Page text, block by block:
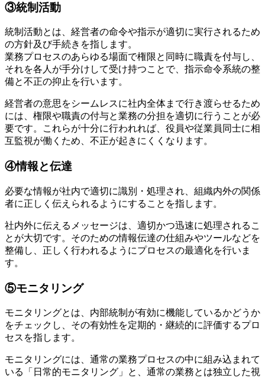
③統制活動
統制活動とは、経営者の命令や指示が適切に実行されるため
の方針及び手続きを指します。
業務プロセスのあらゆる場面で権限と同時に職責を付与し、
それを各人が手分けして受け持つことで、指示命令系統の整
備と不正の抑止を行います。
経営者の意思をシームレスに社内全体まで行き渡らせるため
には、権限や職責の付与と業務の分担を適切に行うことが必
要です。これらが十分に行われれば、役員や従業員同士に相
互監視が働くため、不正が起きにくくなります。
④情報と伝達
必要な情報が社内で適切に識別・処理され、組織内外の関係
者に正しく伝えられるようにすることを指します。
社内外に伝えるメッセージは、適切かつ迅速に処理されるこ
とが大切です。そのための情報伝達の仕組みやツールなどを
整備し、正しく行われるようにプロセスの最適化を行いま
す。
⑤モニタリング
モニタリングとは、内部統制が有効に機能しているかどうか
をチェックし、その有効性を定期的・継続的に評価するプロ
セスを指します。
モニタリングには、通常の業務プロセスの中に組み込まれて
いる「日常的モニタリング」と、通常の業務とは独立した視